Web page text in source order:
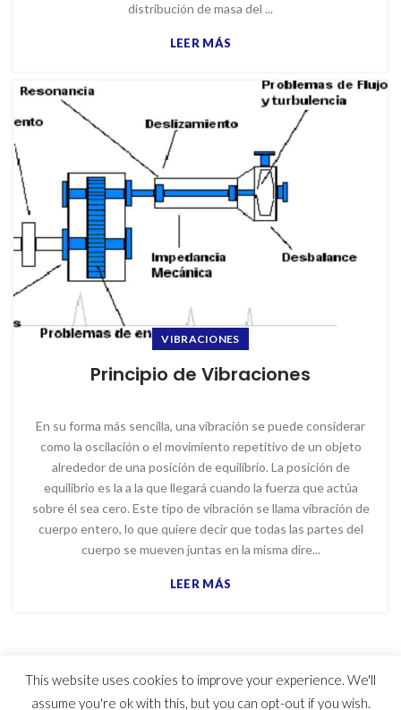
distribución de masa del ...
LEER MÁS
VIBRACIONES
Principio de Vibraciones
En su forma más sencilla, una vibración se puede considerar
como la oscilación o el movimiento repetitivo de un objeto
alrededor de una posición de equilibrio. La posición de
equilibrio es la a la que llegará cuando la fuerza que actúa
sobre él sea cero. Este tipo de vibración se llama vibración de
cuerpo entero, lo que quiere decir que todas las partes del
cuerpo se mueven juntas en la misma dire...
LEER MÁS
© 2023 MYG Inc - Motores y Generadores
This website uses cookies to improve your experience. We'll
assume you're ok with this, but you can opt-out if you wish.